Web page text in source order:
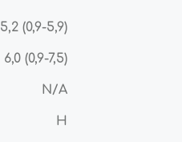
5,2 (0,9-5,9)
6,0 (0,9-7,5)
N/A
H